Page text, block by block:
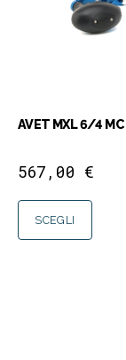
AVET MXL 6/4 MC
567,00 €
SCEGLI